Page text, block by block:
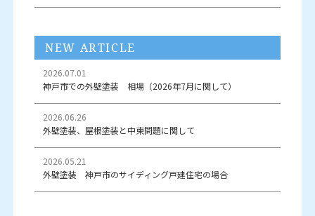
NEW ARTICLE
2026.07.01
神戸市での外壁塗装 相場（2026年7月に関して）
2026.06.26
外壁塗装、屋根塗装と中東問題に関して
2026.05.21
外壁塗装 神戸市のサイディング戸建住宅の場合